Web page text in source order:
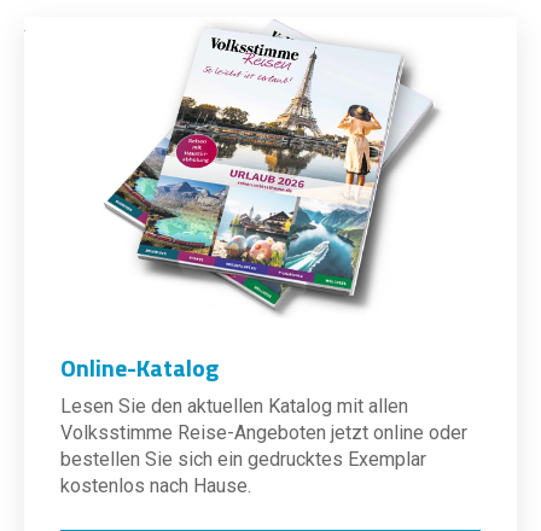
Online-Katalog
Lesen Sie den aktuellen Katalog mit allen
Volksstimme Reise-Angeboten jetzt online oder
bestellen Sie sich ein gedrucktes Exemplar
kostenlos nach Hause.